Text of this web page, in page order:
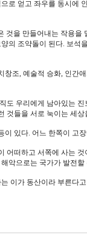
로 얻고 좌우를 동시에
것을 만들어내는 작용
의 조약돌이 된다. 보석
조, 예술적 승화, 인간
도 우리에게 남아있는
것들을 서로 눅이는 세상
있다. 어느 한쪽이 고
어떠하고 서쪽에 사는
악으로는 국가가 발전할
이가 동산이라 부른다